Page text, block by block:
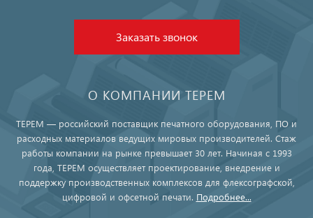
Заказать звонок
О КОМПАНИИ ТЕРЕМ
ТЕРЕМ — российский поставщик печатного оборудования, ПО и
расходных материалов ведущих мировых производителей. Стаж
работы компании на рынке превышает 30 лет. Начиная с 1993
года, ТЕРЕМ осуществляет проектирование, внедрение и
поддержку производственных комплексов для флексографской,
цифровой и офсетной печати. Подробнее...